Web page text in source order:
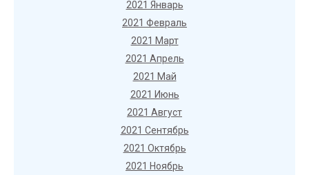
2021 Январь
2021 Февраль
2021 Март
2021 Апрель
2021 Май
2021 Июнь
2021 Август
2021 Сентябрь
2021 Октябрь
2021 Ноябрь